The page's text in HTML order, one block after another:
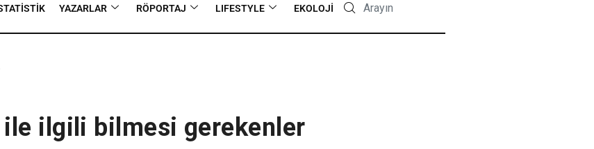
YAZARLAR RÖPORTAJ LIFESTYLE EKOLOJI
ilgili bilmesi gerekenler